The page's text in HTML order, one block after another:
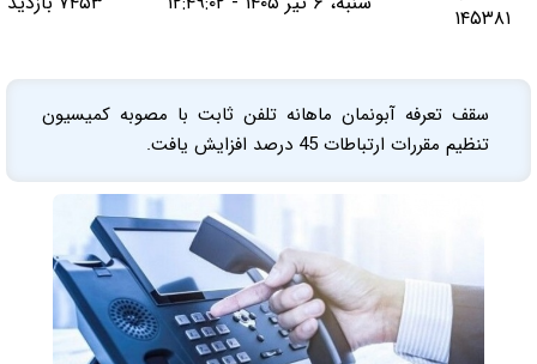
۱۴۵۳۸۱
سقف تعرفه آبونمان ماهانه تلفن ثابت با مصوبه کمیسیون
تنظیم مقررات ارتباطات 45 درصد افزایش یافت.